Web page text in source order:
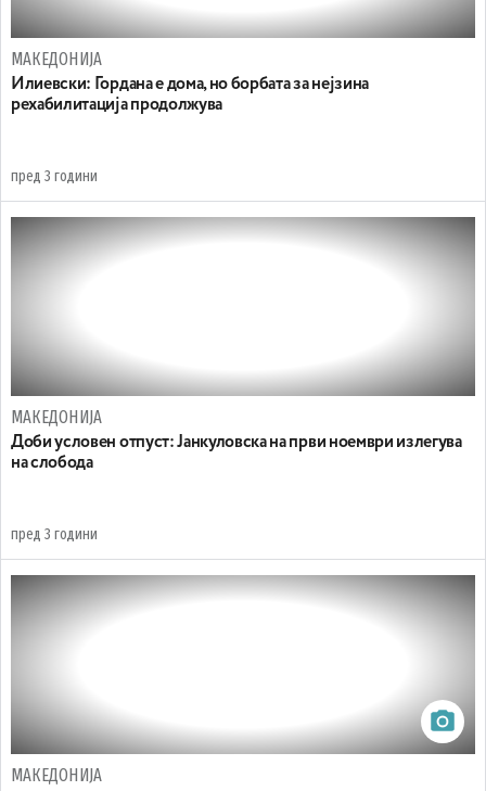
МАКЕДОНИЈА
Илиевски: Гордана е дома, но борбата за нејзина
рехабилитација продолжува
пред 3 години
МАКЕДОНИЈА
Доби условен отпуст: Јанкуловска на први ноември излегува
на слобода
пред 3 години
МАКЕДОНИЈА